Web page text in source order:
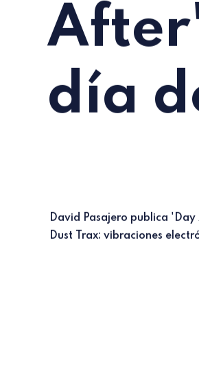
día
David Pasajero publica
Dust Trax: vibraciones
luminosas para el release